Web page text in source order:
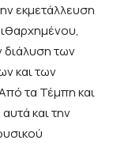
εκμετάλλευση
διάλυση των
και των
τα Τέμπη και
και την